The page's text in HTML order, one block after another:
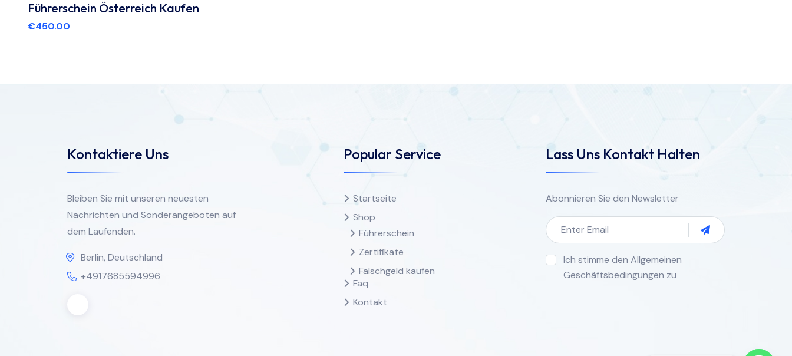
Führerschein Österreich Kaufen
€450.00
Kontaktiere Uns
Bleiben Sie mit unseren neuesten
Nachrichten und Sonderangeboten auf
dem Laufenden.
Berlin, Deutschland
+4917685594996
Popular Service
Startseite
Shop
Führerschein
Zertifikate
Falschgeld kaufen
Faq
Kontakt
Lass Uns Kontakt Halten
Abonnieren Sie den Newsletter
Ich stimme den Allgemeinen
Geschäftsbedingungen zu